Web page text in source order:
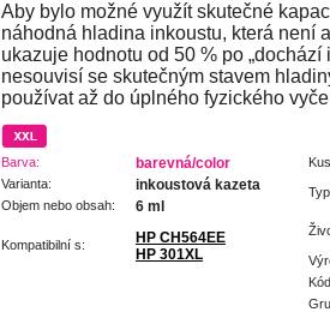
Aby bylo možné využít skutečné
náhodná hladina inkoustu, která není
ukazuje hodnotu od 50 % po
nesouvisí se skutečným stavem
používat až do úplného fyzického
Barva: barevná/color
Varianta: inkoustová kazeta
Objem nebo obsah: 6 ml
Kompatibilní s:
HP CH564EE
HP 301XL